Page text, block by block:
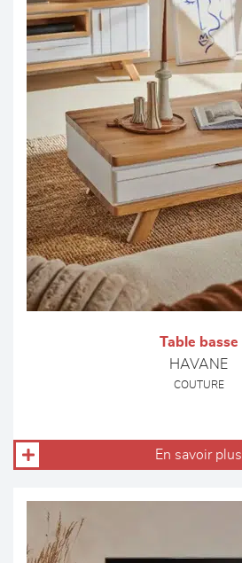
Table basse
HAVANE
COUTURE
En savoir plus